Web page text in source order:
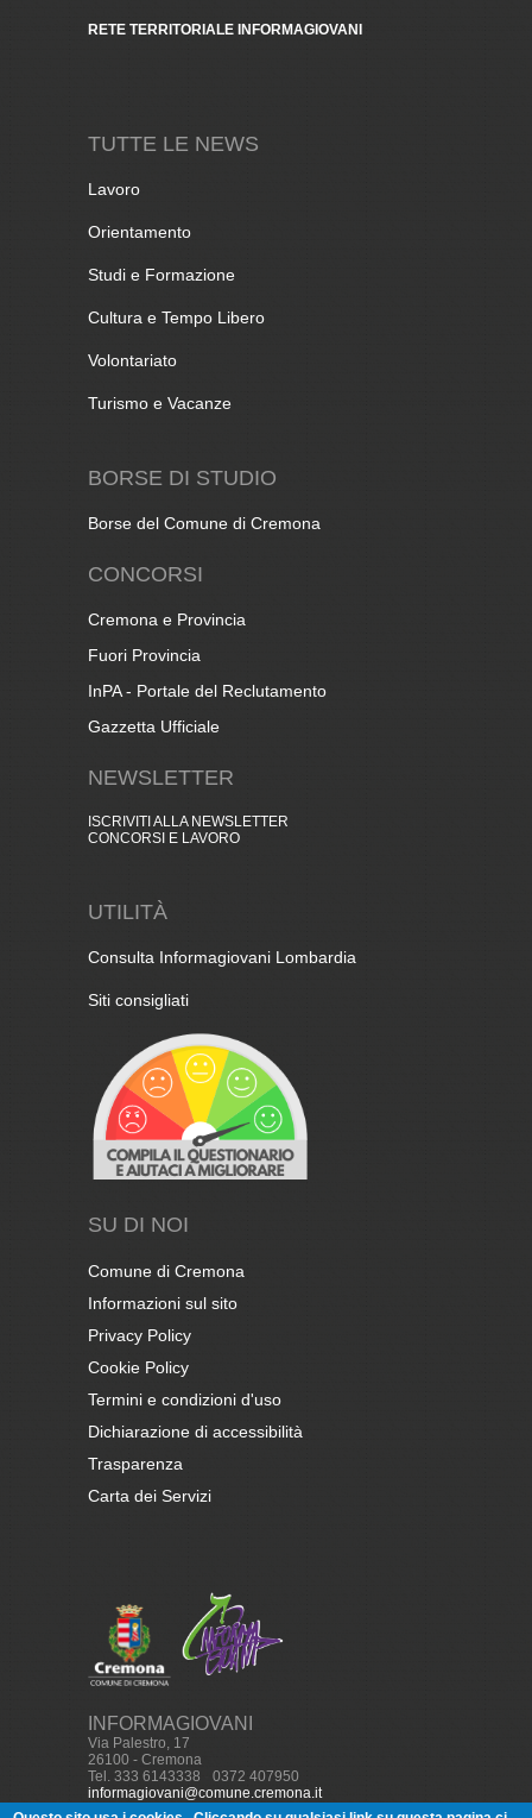
RETE TERRITORIALE INFORMAGIOVANI
TUTTE LE NEWS
Lavoro
Orientamento
Studi e Formazione
Cultura e Tempo Libero
Volontariato
Turismo e Vacanze
BORSE DI STUDIO
Borse del Comune di Cremona
CONCORSI
Cremona e Provincia
Fuori Provincia
InPA - Portale del Reclutamento
Gazzetta Ufficiale
NEWSLETTER
ISCRIVITI ALLA NEWSLETTER
CONCORSI E LAVORO
UTILITÀ
Consulta Informagiovani Lombardia
Siti consigliati
SU DI NOI
Comune di Cremona
Informazioni sul sito
Privacy Policy
Cookie Policy
Termini e condizioni d'uso
Dichiarazione di accessibilità
Trasparenza
Carta dei Servizi
INFORMAGIOVANI
Via Palestro, 17
26100 - Cremona
Tel. 333 6143338
0372 407950
informagiovani@comune.cremona.it